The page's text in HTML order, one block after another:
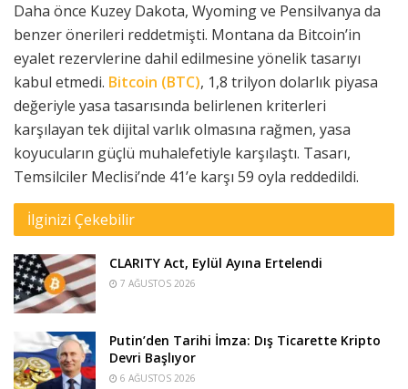
Daha önce Kuzey Dakota, Wyoming ve Pensilvanya da
benzer önerileri reddetmişti. Montana da Bitcoin’in
eyalet rezervlerine dahil edilmesine yönelik tasarıyı
kabul etmedi. Bitcoin (BTC), 1,8 trilyon dolarlık piyasa
değeriyle yasa tasarısında belirlenen kriterleri
karşılayan tek dijital varlık olmasına rağmen, yasa
koyucuların güçlü muhalefetiyle karşılaştı. Tasarı,
Temsilciler Meclisi’nde 41’e karşı 59 oyla reddedildi.
İlginizi Çekebilir
CLARITY Act, Eylül Ayına Ertelendi
7 AĞUSTOS 2026
Putin’den Tarihi İmza: Dış Ticarette Kripto
Devri Başlıyor
6 AĞUSTOS 2026